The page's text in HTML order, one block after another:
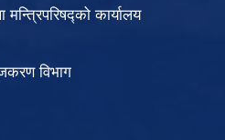
कार्यालय
विभाग